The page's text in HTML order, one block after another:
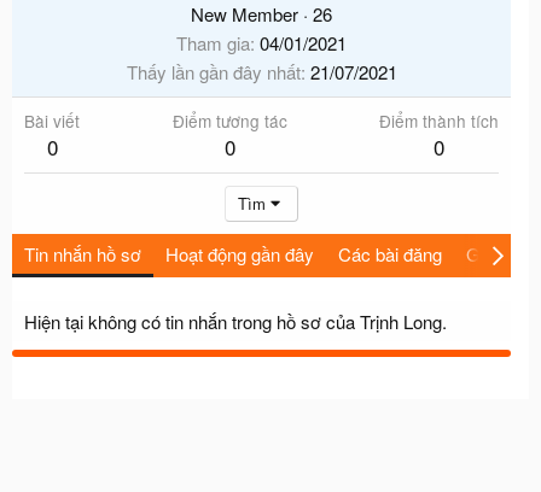
New Member · 26
Tham gia 04/01/2021
Thấy lần gần đây nhất 21/07/2021
Bài viết
0
Điểm tương tác
0
Điểm thành tích
0
Tìm
Tin nhắn hồ sơ Hoạt động gần đây Các bài đăng Giới thiệu
Hiện tại không có tin nhắn trong hồ sơ của Trịnh Long.